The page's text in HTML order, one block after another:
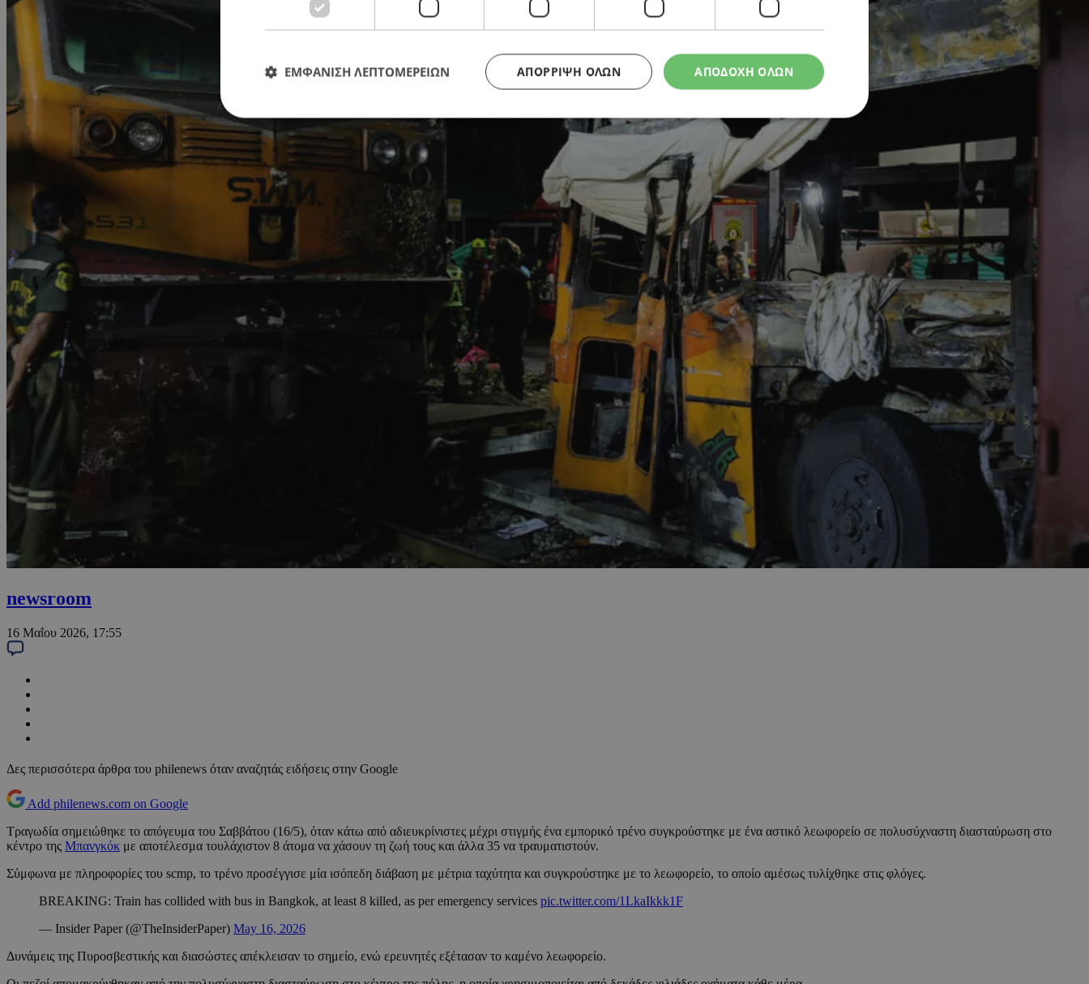
newsroom
16 Μαΐου 2026, 17:55
Δες περισσότερα άρθρα του philenews όταν αναζητάς ειδήσεις στην Google
Add philenews.com on Google
Τραγωδία σημειώθηκε το απόγευμα του Σαββάτου (16/5), όταν κάτω από αδιευκρίνιστες μέχρι στιγμής ένα εμπορικό τρένο συγκρούστηκε με ένα αστικό λεωφορείο σε πολυσύχναστη διασταύρωση στο
κέντρο της Μπανγκόκ με αποτέλεσμα τουλάχιστον 8 άτομα να χάσουν τη ζωή τους και άλλα 35 να τραυματιστούν.
Σύμφωνα με πληροφορίες του scmp, το τρένο προσέγγισε μία ισόπεδη διάβαση με μέτρια ταχύτητα και συγκρούστηκε με το λεωφορείο, το οποίο αμέσως τυλίχθηκε στις φλόγες.
BREAKING: Train has collided with bus in Bangkok, at least 8 killed, as per emergency services pic.twitter.com/1LkaIkkk1F
— Insider Paper (@TheInsiderPaper) May 16, 2026
Δυνάμεις της Πυροσβεστικής και διασώστες απέκλεισαν το σημείο, ενώ ερευνητές εξέτασαν το καμένο λεωφορείο.
ΑΠΟΔΟΧΗ ΟΛΩΝ
ΑΠΌΡΡΙΨΗ ΌΛΩΝ
ΕΜΦΑΝΙΣΗ ΛΕΠΤΟΜΕΡΕΙΩΝ